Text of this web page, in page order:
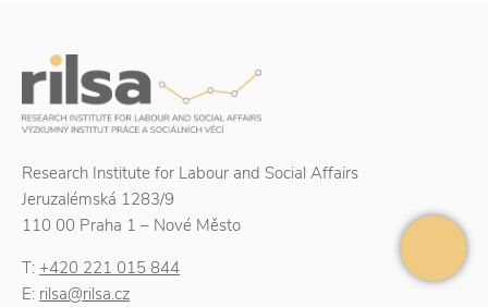
Research Institute for Labour and Social Affairs
Jeruzalémská 1283/9
110 00 Praha 1 – Nové Město
T: +420 221 015 844
E: rilsa@rilsa.cz